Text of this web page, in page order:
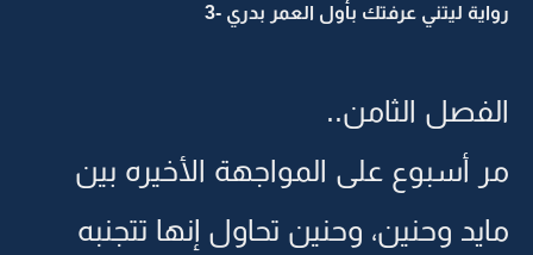
رواية ليتني عرفتك بأول العمر بدري -3
الفصل الثامن..
مر أسبوع على المواجهة الأخيره بين
مايد وحنين، وحنين تحاول إنها تتجنبه